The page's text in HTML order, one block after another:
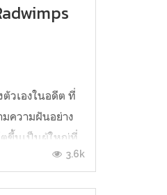
วเองในอดีต ที่
ความฝันอย่าง
ตขึ้นเป็นผู้ใหญ่ที่
ให้เราต้องปล่อย
3.6k